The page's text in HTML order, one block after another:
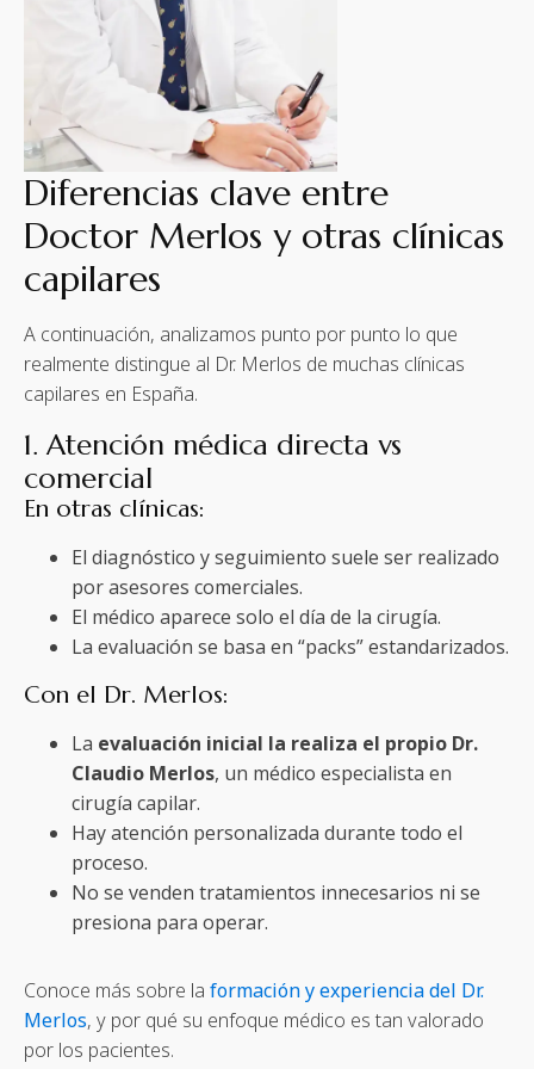
Diferencias clave entre
Doctor Merlos y otras clínicas
capilares
A continuación, analizamos punto por punto lo que
realmente distingue al Dr. Merlos de muchas clínicas
capilares en España.
1. Atención médica directa vs
comercial
En otras clínicas:
El diagnóstico y seguimiento suele ser realizado
por asesores comerciales.
El médico aparece solo el día de la cirugía.
La evaluación se basa en “packs” estandarizados.
Con el Dr. Merlos:
La evaluación inicial la realiza el propio Dr.
Claudio Merlos, un médico especialista en
cirugía capilar.
Hay atención personalizada durante todo el
proceso.
No se venden tratamientos innecesarios ni se
presiona para operar.
Conoce más sobre la formación y experiencia del Dr.
Merlos, y por qué su enfoque médico es tan valorado
por los pacientes.